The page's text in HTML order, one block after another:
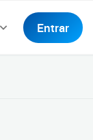
Entrar